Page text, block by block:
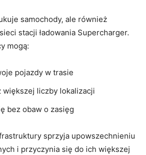
samochody, ale również
stacji ładowania Supercharger.
mogą:
pojazdy w trasie
większej liczby lokalizacji
bez obaw o zasięg
sprzyja upowszechnieniu
i przyczynia się do ich większej